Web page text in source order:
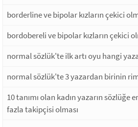
borderline ve bipolar kızların çekici
bordobereli ve bipolar kızların çekici
normal sözlük'te ilk artı oyu hangi
normal sözlük'te 3 yazardan birinin
10 tanımı olan kadın yazarın sözlüğe
fazla takipçisi olması